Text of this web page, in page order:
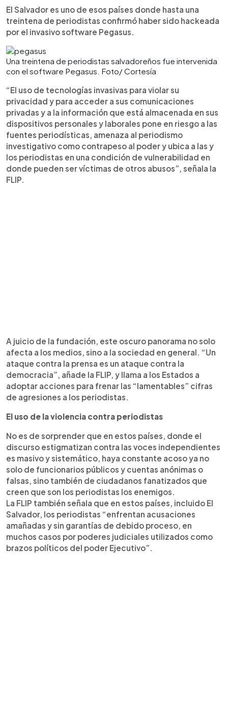
El Salvador es uno de esos países donde hasta una
treintena de periodistas confirmó haber sido hackeada
por el invasivo software Pegasus.
Una treintena de periodistas salvadoreños fue intervenida
con el software Pegasus. Foto/ Cortesía
“El uso de tecnologías invasivas para violar su
privacidad y para acceder a sus comunicaciones
privadas y a la información que está almacenada en sus
dispositivos personales y laborales pone en riesgo a las
fuentes periodísticas, amenaza al periodismo
investigativo como contrapeso al poder y ubica a las y
los periodistas en una condición de vulnerabilidad en
donde pueden ser víctimas de otros abusos”, señala la
FLIP.
A juicio de la fundación, este oscuro panorama no solo
afecta a los medios, sino a la sociedad en general. “Un
ataque contra la prensa es un ataque contra la
democracia”, añade la FLIP, y llama a los Estados a
adoptar acciones para frenar las “lamentables” cifras
de agresiones a los periodistas.
El uso de la violencia contra periodistas
No es de sorprender que en estos países, donde el
discurso estigmatizan contra las voces independientes
es masivo y sistemático, haya constante acoso ya no
solo de funcionarios públicos y cuentas anónimas o
falsas, sino también de ciudadanos fanatizados que
creen que son los periodistas los enemigos.
La FLIP también señala que en estos países, incluido El
Salvador, los periodistas “enfrentan acusaciones
amañadas y sin garantías de debido proceso, en
muchos casos por poderes judiciales utilizados como
brazos políticos del poder Ejecutivo”.